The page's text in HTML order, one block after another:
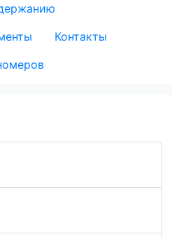
Контакты